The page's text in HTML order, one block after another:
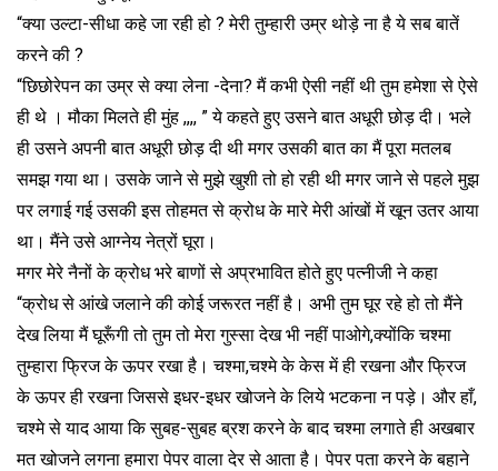
“क्या उल्टा-सीधा कहे जा रही हो ? मेरी तुम्हारी उम्र थोड़े ना है ये सब बातें
करने की ?
“छिछोरेपन का उम्र से क्या लेना -देना? मैं कभी ऐसी नहीं थी तुम हमेशा से ऐसे
ही थे । मौका मिलते ही मुंह ,,,, ” ये कहते हुए उसने बात अधूरी छोड़ दी। भले
ही उसने अपनी बात अधूरी छोड़ दी थी मगर उसकी बात का मैं पूरा मतलब
समझ गया था। उसके जाने से मुझे खुशी तो हो रही थी मगर जाने से पहले मुझ
पर लगाई गई उसकी इस तोहमत से क्रोध के मारे मेरी आंखों में खून उतर आया
था। मैंने उसे आग्नेय नेत्रों घूरा।
मगर मेरे नैनों के क्रोध भरे बाणों से अप्रभावित होते हुए पत्नीजी ने कहा
“क्रोध से आंखे जलाने की कोई जरूरत नहीं है। अभी तुम घूर रहे हो तो मैंने
देख लिया मैं घूरूँगी तो तुम तो मेरा गुस्सा देख भी नहीं पाओगे,क्योंकि चश्मा
तुम्हारा फ्रिज के ऊपर रखा है। चश्मा,चश्मे के केस में ही रखना और फ्रिज
के ऊपर ही रखना जिससे इधर-इधर खोजने के लिये भटकना न पड़े। और हाँ,
चश्मे से याद आया कि सुबह-सुबह ब्रश करने के बाद चश्मा लगाते ही अखबार
मत खोजने लगना हमारा पेपर वाला देर से आता है। पेपर पता करने के बहाने